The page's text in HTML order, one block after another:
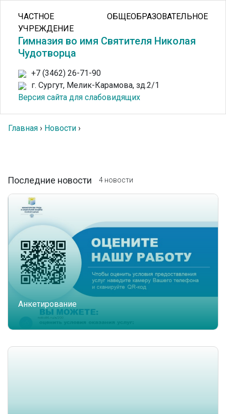
ЧАСТНОЕ ОБЩЕОБРАЗОВАТЕЛЬНОЕ
УЧРЕЖДЕНИЕ
Гимназия во имя Святителя Николая
Чудотворца
+7 (3462) 26-71-90
г. Сургут, Мелик-Карамова, зд.2/1
Версия сайта для слабовидящих
Главная › Новости ›
Последние новости 4 новости
Анкетирование